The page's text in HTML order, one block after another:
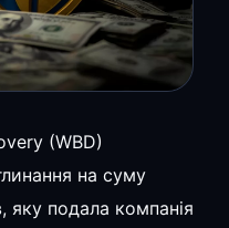
(WBD)
на суму
яку подала компанія